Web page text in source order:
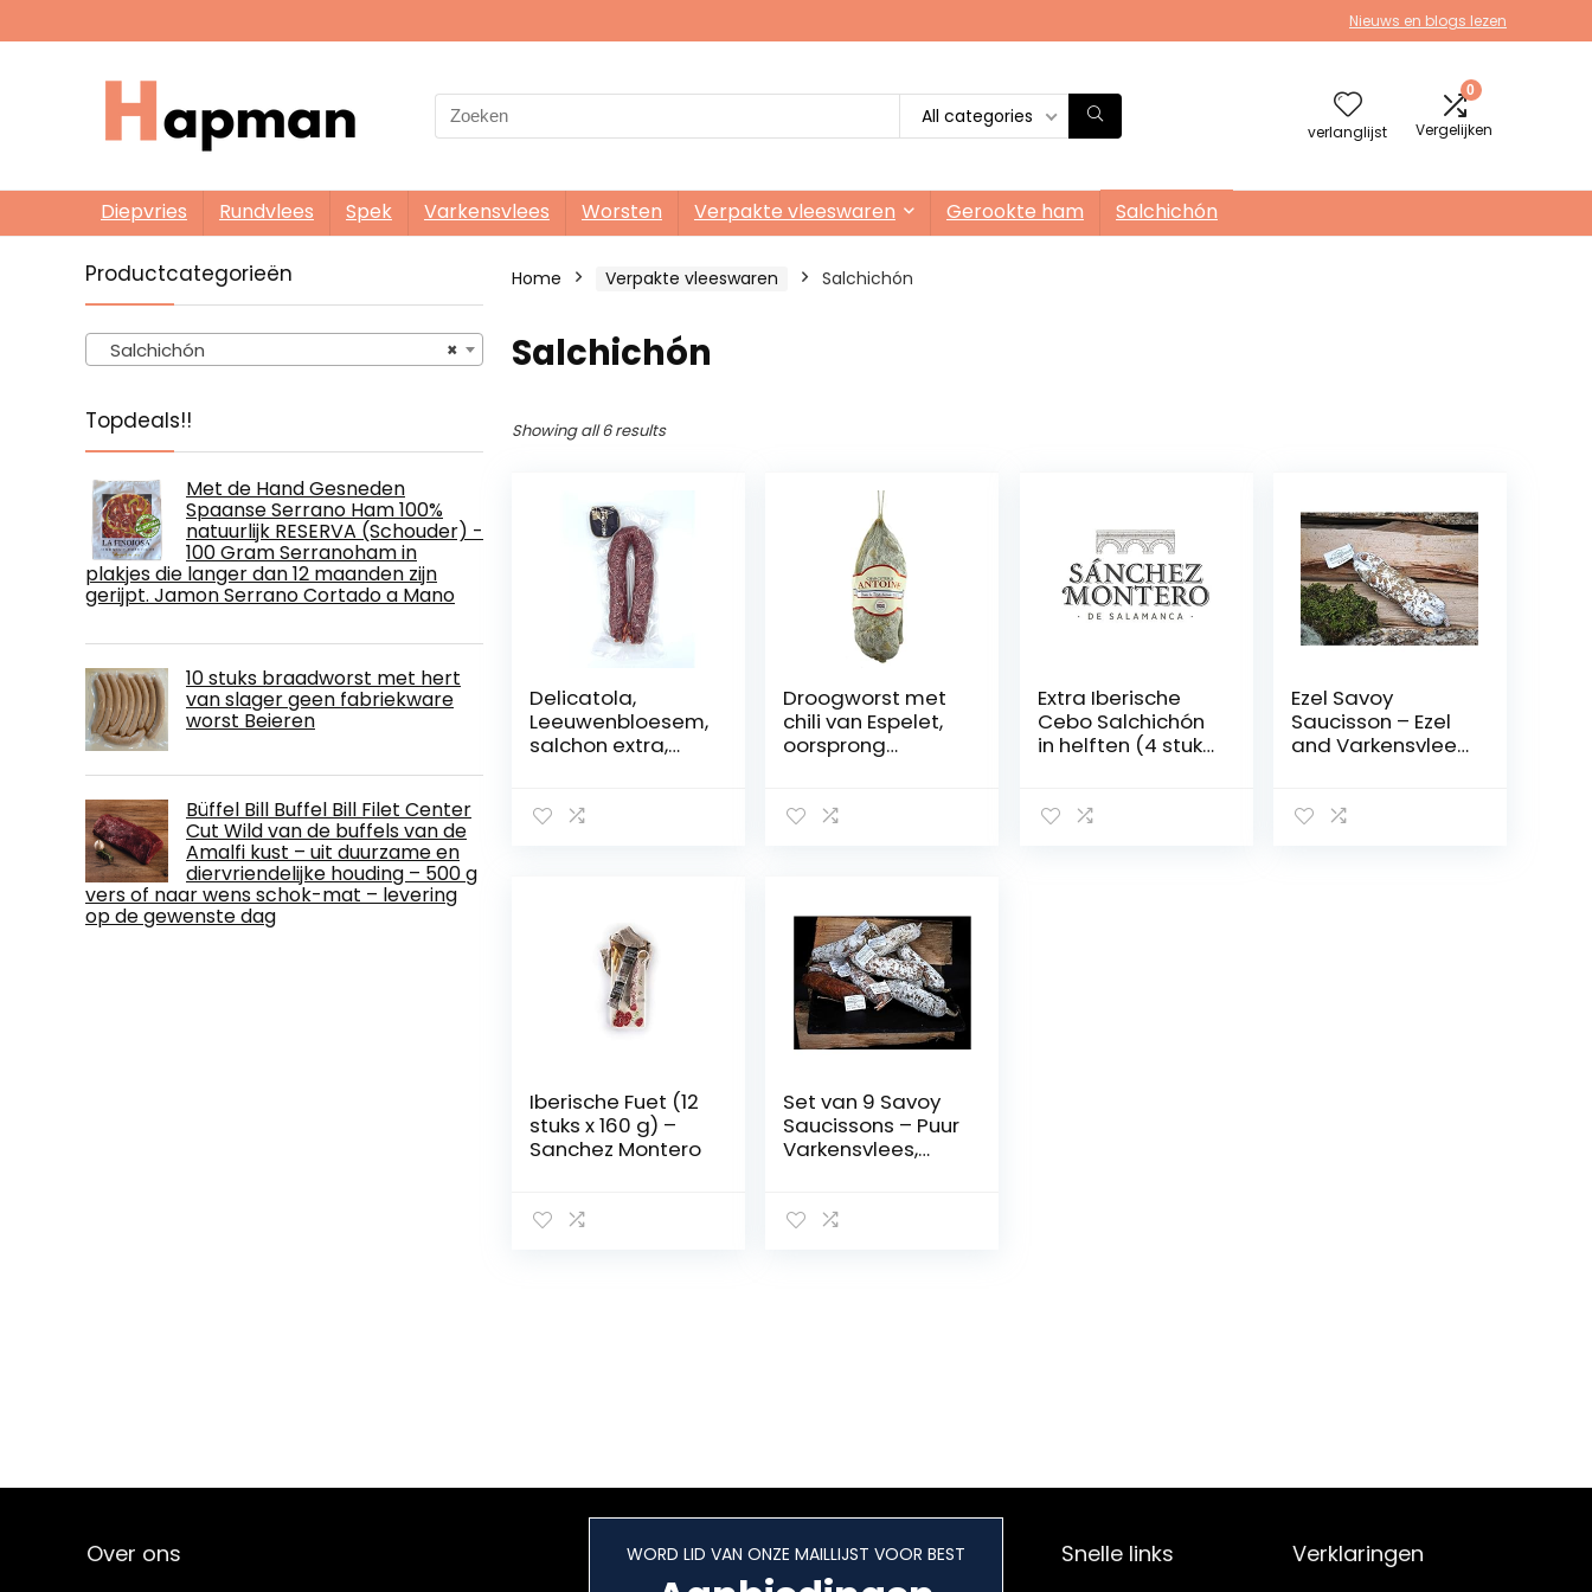
Nieuws en blogs lezen
Search
for:
All categories
verlanglijst
0
Vergelijken
Diepvries Rundvlees Spek Varkensvlees Worsten Verpakte vleeswaren Gerookte ham Salchichón
Productcategorieën
×
Salchichón
Topdeals!!
Met de Hand Gesneden
Spaanse Serrano Ham 100%
natuurlijk RESERVA (Schouder) -
100 Gram Serranoham in
plakjes die langer dan 12 maanden zijn
gerijpt. Jamon Serrano Cortado a Mano
10 stuks braadworst met hert
van slager geen fabriekware
worst Beieren
Büffel Bill Buffel Bill Filet Center
Cut Wild van de buffels van de
Amalfi kust – uit duurzame en
diervriendelijke houding – 500 g
vers of naar wens schok-mat – levering
op de gewenste dag
Home Verpakte vleeswaren Salchichón
Salchichón
Showing all 6 results
Delicatola,
Leeuwenbloesem,
salchon extra,
Droogworst met
chili van Espelet,
oorsprong
Extra Iberische
Cebo Salchichón
in helften (4 stuks
Ezel Savoy
Saucisson – Ezel
and Varkensvlees
French Alps –
Iberische Fuet (12
stuks x 160 g) –
Sanchez Montero
Set van 9 Savoy
Saucissons – Puur
Varkensvlees,
Beaufortkaas,
Over ons WORD LID VAN ONZE MAILLIJST VOOR BEST Snelle links Verklaringen